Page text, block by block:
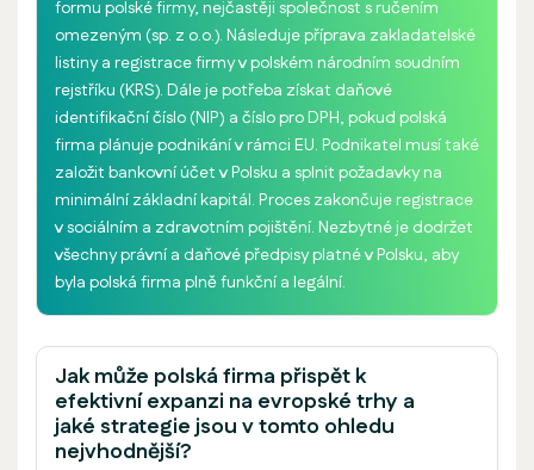
formu polské firmy, nejčastěji společnost s ručením
omezeným (sp. z o.o.). Následuje příprava zakladatelské
listiny a registrace firmy v polském národním soudním
rejstříku (KRS). Dále je potřeba získat daňové
identifikační číslo (NIP) a číslo pro DPH, pokud polská
firma plánuje podnikání v rámci EU. Podnikatel musí také
založit bankovní účet v Polsku a splnit požadavky na
minimální základní kapitál. Proces zakončuje registrace
v sociálním a zdravotním pojištění. Nezbytné je dodržet
všechny právní a daňové předpisy platné v Polsku, aby
byla polská firma plně funkční a legální.
Jak může polská firma přispět k
efektivní expanzi na evropské trhy a
jaké strategie jsou v tomto ohledu
nejvhodnější?